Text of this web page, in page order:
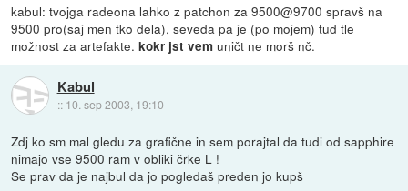
kabul: tvojga radeona lahko z patchon za 9500@9700 spravš na
9500 pro(saj men tko dela), seveda pa je (po mojem) tud tle
možnost za artefakte.kokr jst vem uničt ne morš nč.
Kabul
:: 10. sep 2003, 19:10
Zdj ko sm mal gledu za grafične in sem porajtal da tudi od sapphire
nimajo vse 9500 ram v obliki črke L !
Se prav da je najbul da jo pogledaš preden jo kupš